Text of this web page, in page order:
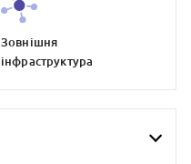
Зовнiшня
iнфраструктура